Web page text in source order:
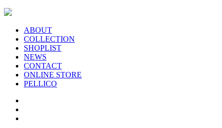
ABOUT
COLLECTION
SHOPLIST
NEWS
CONTACT
ONLINE STORE
PELLICO